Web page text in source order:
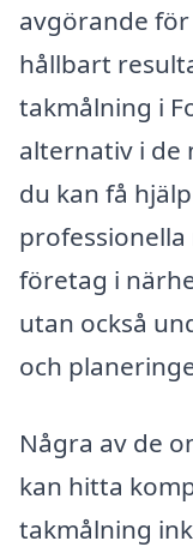
avgörande
hållbart
takmålning i
alternativ i de
du kan få
företag i
utan också
och
Några av de
kan hitta
takmålning